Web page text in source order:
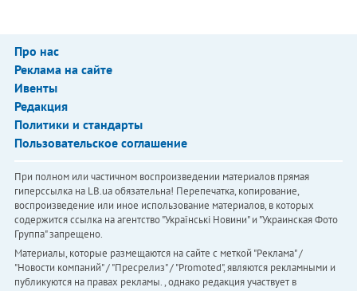
Про нас
Реклама на сайте
Ивенты
Редакция
Политики и стандарты
Пользовательское соглашение
При полном или частичном воспроизведении материалов прямая
гиперссылка на LB.ua обязательна! Перепечатка, копирование,
воспроизведение или иное использование материалов, в которых
содержится ссылка на агентство "Українськi Новини" и "Украинская Фото
Группа" запрещено.
Материалы, которые размещаются на сайте с меткой "Реклама" /
"Новости компаний" / "Пресрелиз" / "Promoted", являются рекламными и
публикуются на правах рекламы. , однако редакция участвует в